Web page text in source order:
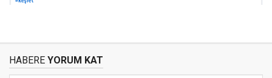
HABERE YORUM KAT